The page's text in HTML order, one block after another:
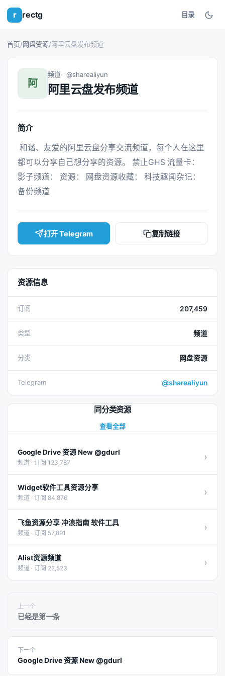
r rectg 目录
首页/网盘资源/阿里云盘发布频道
阿
频道 @sharealiyun
阿里云盘发布频道
简介
都可以分享自己想分享的资源。 禁止GHS 流量卡：
影子频道： 资源： 网盘资源收藏： 科技趣闻杂记：
备份频道
打开 Telegram 复制链接
资源信息
订阅 207,459
类型 频道
分类 网盘资源
Telegram @sharealiyun
同分类资源
查看全部
Google Drive 资源 New @gdurl
频道 · 订阅 123,787 ›
Widget软件工具资源分享
频道 · 订阅 84,876 ›
飞鱼资源分享 冲浪指南 软件工具
频道 · 订阅 57,891 ›
Alist资源频道
频道 · 订阅 22,523 ›
上一个
已经是第一条
下一个
Google Drive 资源 New @gdurl